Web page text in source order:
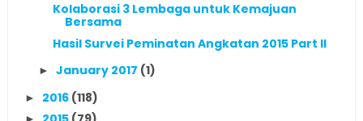
Kolaborasi 3 Lembaga untuk Kemajuan
Bersama
Hasil Survei Peminatan Angkatan 2015 Part II
► January 2017 (1)
► 2016 (118)